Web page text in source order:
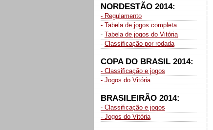
NORDESTÃO 2014:
- Regulamento
- Tabela de jogos completa
- Tabela de jogos do Vitória
- Classificação por rodada
COPA DO BRASIL 2014:
- Classificação e jogos
- Jogos do Vitória
BRASILEIRÃO 2014:
- Classificação e jogos
- Jogos do Vitória